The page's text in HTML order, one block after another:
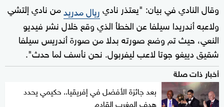
وقال النادي في بيان: "يعتذر ناديريال مدريدمن نادي إلتشي
ولاعبه أندريدا سيلفا عن الخطأ الذي وقع خلال نشر فيديو
النعي، حيث تم وضع صورته بدلا من صورة أندريس سيلفا
شقيق دييغو جوتا لاعب ليفربول. نحن نأسف لما حدث".
أخبار ذات صلة
بعد جائزة الأفضل في إفريقيا.. حكيمي يحدد
هدف المغرب القادم